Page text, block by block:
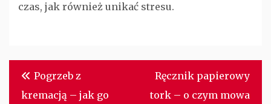
czas, jak również unikać stresu.
Nawigacja
wpisu
Pogrzeb z
kremacją – jak go
Ręcznik papierowy
tork – o czym mowa